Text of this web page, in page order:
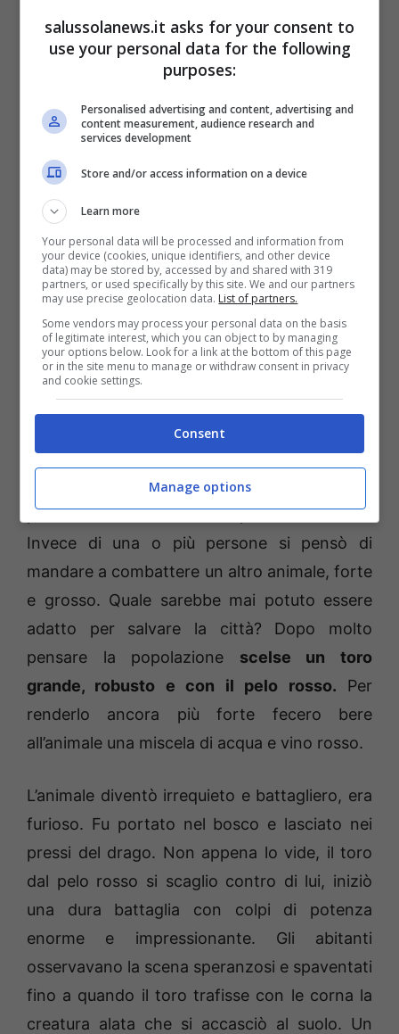
desiderio ma ogni tentativo risultò vano. Il
drago era troppo forte, spaventoso e temibile
tant’è che nessuno riuscì ad escogitare un
modo per sconfiggerlo.
La leggenda del Toro rosso, simbolo di Torino
Visto che gli uomini risultavano sempre
perdenti ad un certo punto si decise di
provare con un ultimo disperato tentativo.
Invece di una o più persone si pensò di
mandare a combattere un altro animale, forte
e grosso. Quale sarebbe mai potuto essere
adatto per salvare la città? Dopo molto
pensare la popolazione scelse un toro
grande, robusto e con il pelo rosso. Per
renderlo ancora più forte fecero bere
all’animale una miscela di acqua e vino rosso.
L’animale diventò irrequieto e battagliero, era
furioso. Fu portato nel bosco e lasciato nei
pressi del drago. Non appena lo vide, il toro
dal pelo rosso si scaglio contro di lui, iniziò
una dura battaglia con colpi di potenza
enorme e impressionante. Gli abitanti
osservavano la scena speranzosi e spaventati
fino a quando il toro trafisse con le corna la
creatura alata che si accasciò al suolo. Un
salussolanews.it asks for your consent to
use your personal data for the following
purposes:
Personalised advertising and content, advertising and
content measurement, audience research and
services development
Store and/or access information on a device
Learn more
Your personal data will be processed and information from
your device (cookies, unique identifiers, and other device
data) may be stored by, accessed by and shared with 319
partners, or used specifically by this site. We and our partners
may use precise geolocation data. List of partners.
Some vendors may process your personal data on the basis
of legitimate interest, which you can object to by managing
your options below. Look for a link at the bottom of this page
or in the site menu to manage or withdraw consent in privacy
and cookie settings.
Consent
Manage options